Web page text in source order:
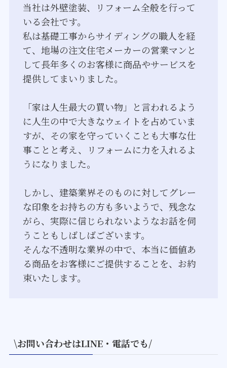
当社は外壁塗装、リフォーム全般を行って
いる会社です。
私は基礎工事からサイディングの職人を経
て、地場の注文住宅メーカーの営業マンと
して長年多くのお客様に商品やサービスを
提供してまいりました。
「家は人生最大の買い物」と言われるよう
に人生の中で大きなウェイトを占めていま
すが、その家を守っていくことも大事な仕
事ことと考え、リフォームに力を入れるよ
うになりました。
しかし、建築業界そのものに対してグレー
な印象をお持ちの方も多いようで、残念な
がら、実際に信じられないようなお話を伺
うこともしばしばございます。
そんな不透明な業界の中で、本当に価値あ
る商品をお客様にご提供することを、お約
束いたします。
\お問い合わせはLINE・電話でも/